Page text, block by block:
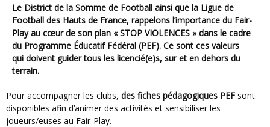
Le District de la Somme de Football ainsi que la Ligue de
Football des Hauts de France, rappelons l’importance du Fair-
Playau cœur de son plan « STOP VIOLENCES » dans le cadre
du Programme Éducatif Fédéral (PEF). Ce sont ces valeurs
qui doivent guider tous les licencié(e)s, sur et en dehors du
terrain.
Pour accompagner les clubs, des fiches pédagogiques PEF sont
disponibles afin d’animer des activités et sensibiliser les
joueurs/euses au Fair-Play.